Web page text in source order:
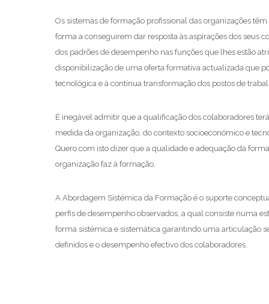
Os sistemas de formação profissional das organizações
forma a conseguirem dar resposta às aspirações dos seus
dos padrões de desempenho nas funções que lhes estão
disponibilização de uma oferta formativa actualizada que
tecnológica e à contínua transformação dos postos de
É inegável admitir que a qualificação dos colaboradores
medida da organização, do contexto socioeconómico e
Quero com isto dizer que a qualidade e adequação da
organização faz à formação.
A Abordagem Sistémica da Formação é o suporte
perfis de desempenho observados, a qual consiste numa
forma sistémica e sistemática garantindo uma articulação
definidos e o desempenho efectivo dos colaboradores.